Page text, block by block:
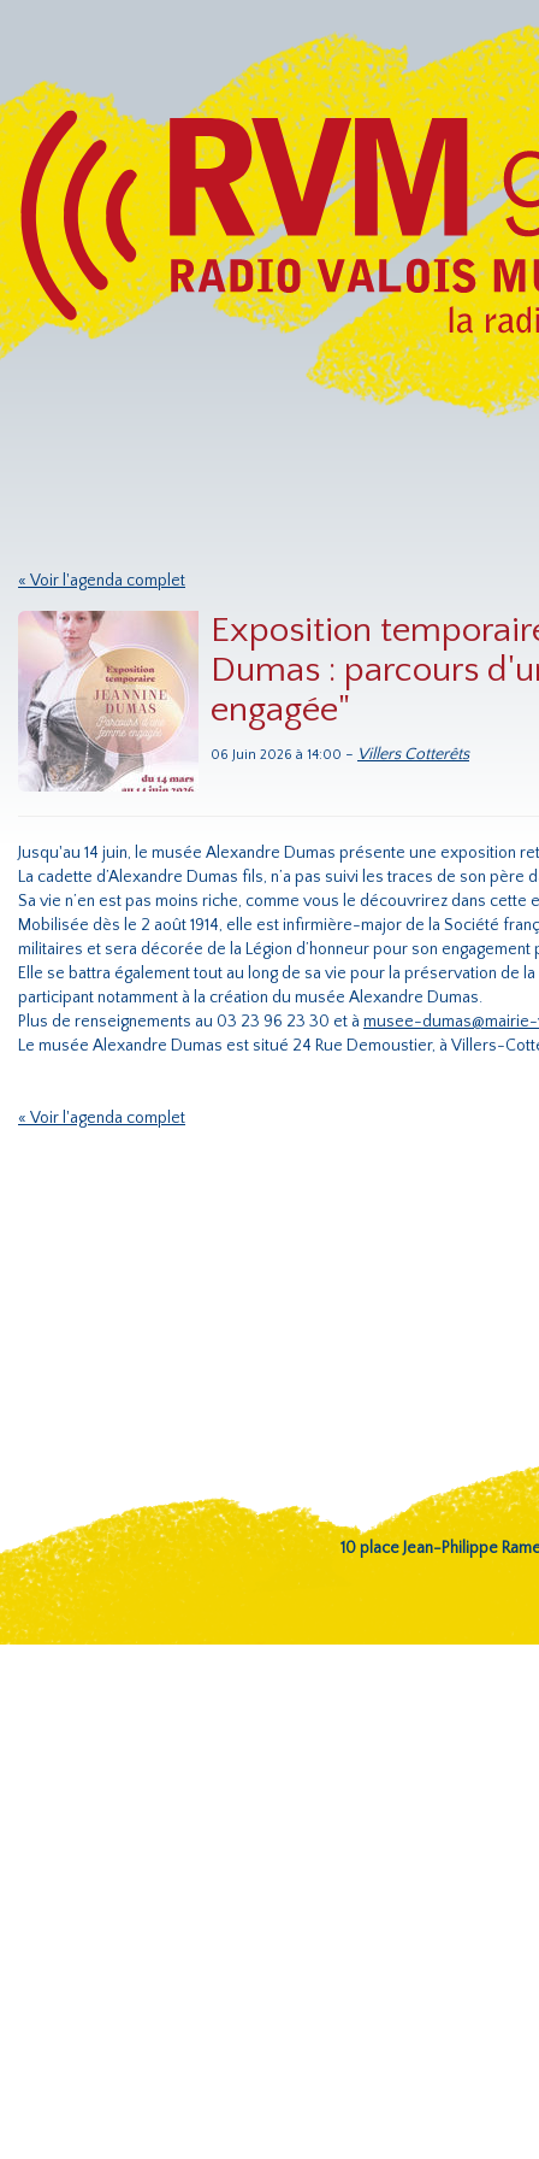
« Voir l'agenda complet
Exposition
Dumas : parcours
engagée"
06 Juin 2026 à 14:00 - Villers Cotterêts
Jusqu'au 14 juin, le musée Alexandre Dumas présente une exposition
La cadette d’Alexandre Dumas fils, n’a pas suivi les traces de son père
Sa vie n’en est pas moins riche, comme vous le découvrirez dans cette
Mobilisée dès le 2 août 1914, elle est infirmière-major de la Société
militaires et sera décorée de la Légion d’honneur pour son engagement
Elle se battra également tout au long de sa vie pour la préservation de
participant notamment à la création du musée Alexandre Dumas.
Plus de renseignements au 03 23 96 23 30 et à musee-
Le musée Alexandre Dumas est situé 24 Rue Demoustier, à Villers-
« Voir l'agenda complet
10 place Jean-Philippe